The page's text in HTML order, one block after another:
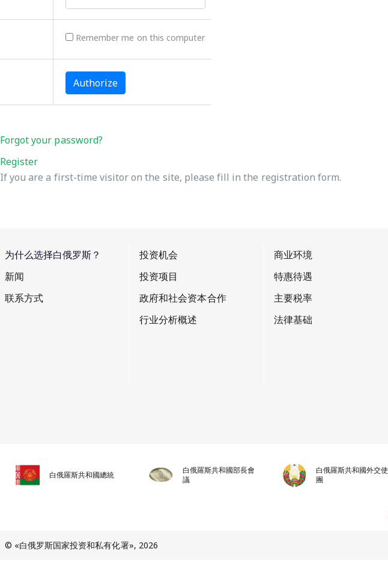
Remember me on this computer
Forgot your password?
Register
If you are a first-time visitor on the site, please fill in the registration form.
为什么选择白俄罗斯？
新闻
联系方式
投资机会
投资项目
政府和社会资本合作
行业分析概述
商业环境
特惠待遇
主要税率
法律基础
白俄羅斯共和國總統
白俄羅斯共和國部長會
議
白俄羅斯共和國外交使
團
© «白俄罗斯国家投资和私有化署», 2026